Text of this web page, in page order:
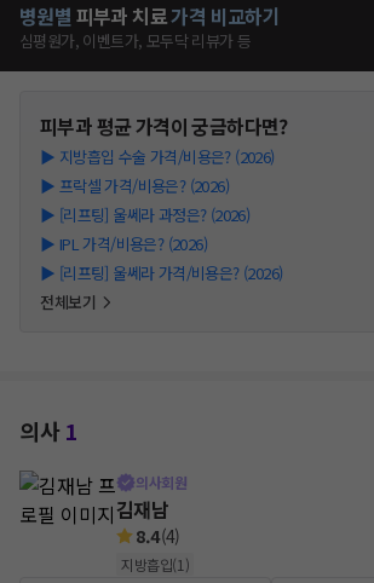
병원별 피부과 치료가격 비교하기
심평원가, 이벤트가, 모두닥 리뷰가 등
피부과평균 가격이 궁금하다면?
▶ 지방흡입 수술 가격/비용은? (2026)
▶ 프락셀 가격/비용은? (2026)
▶ [리프팅] 울쎄라 과정은? (2026)
▶ IPL 가격/비용은? (2026)
▶ [리프팅] 울쎄라 가격/비용은? (2026)
전체보기
의사1
의사회원
김재남
8.4(4)
지방흡입(1 )